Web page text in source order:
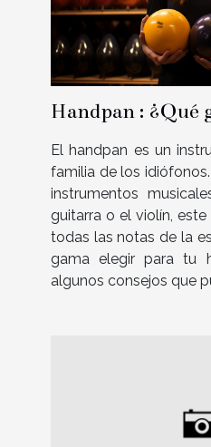
Handpan : ¿Qué
El handpan es un
familia de los
instrumentos
guitarra o el violín,
todas las notas de la
gama elegir para tu
algunos consejos que